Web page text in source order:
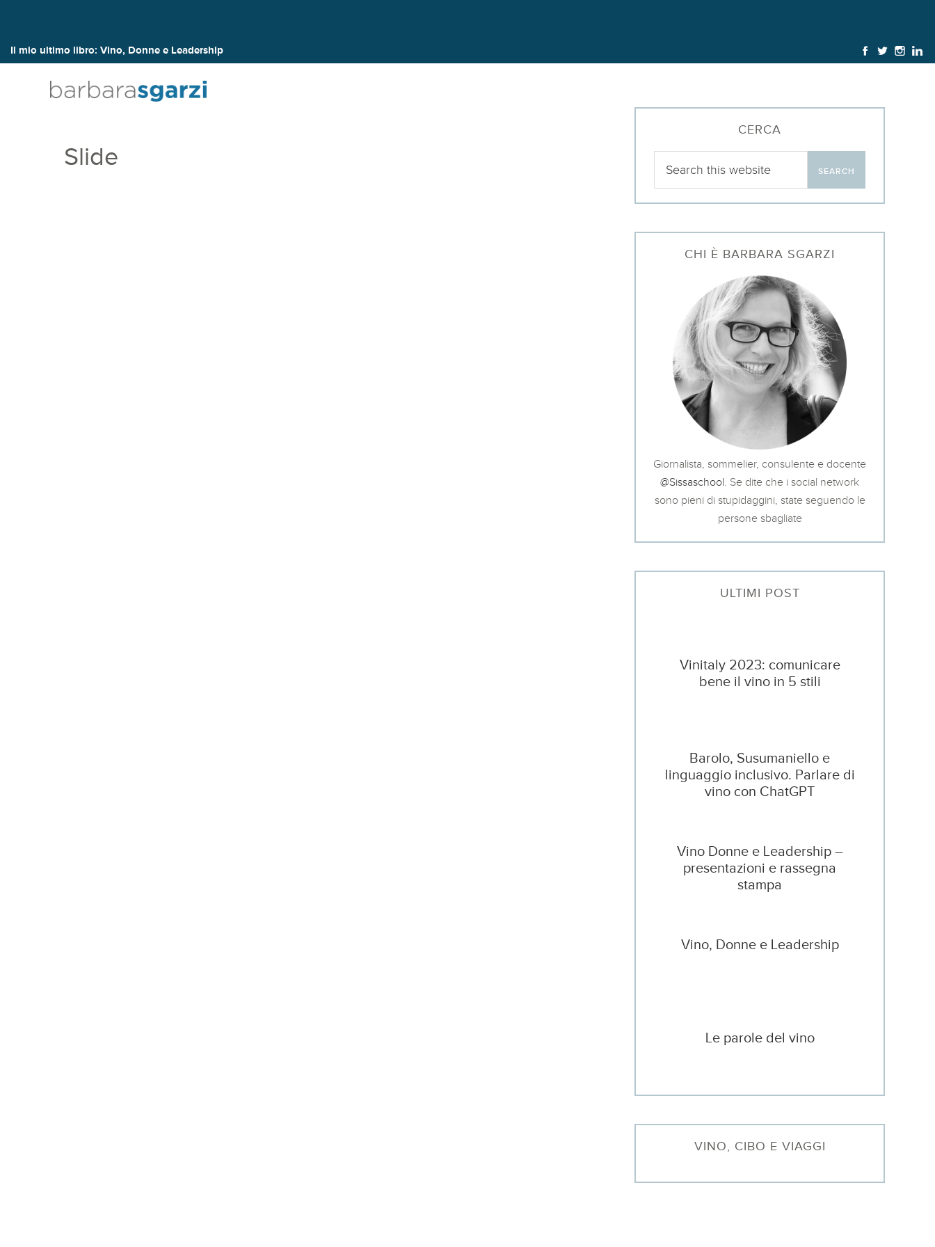
Il mio ultimo libro: Vino, Donne e Leadership
Slide
CERCA
CHI È BARBARA SGARZI
Giornalista, sommelier, consulente e docente
@Sissaschool . Se dite che i social network
sono pieni di stupidaggini, state seguendo le
persone sbagliate
ULTIMI POST
Vinitaly 2023: comunicare
bene il vino in 5 stili
Barolo, Susumaniello e
linguaggio inclusivo. Parlare di
vino con ChatGPT
Vino Donne e Leadership –
presentazioni e rassegna
stampa
Vino, Donne e Leadership
Le parole del vino
VINO, CIBO E VIAGGI